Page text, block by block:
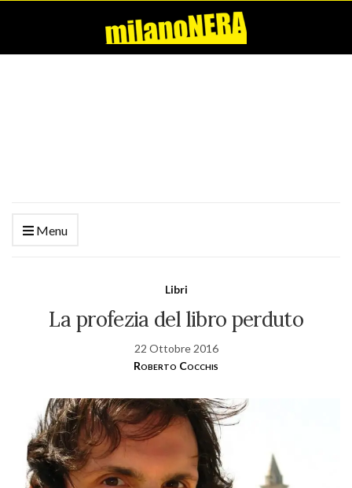
Menu
Libri
La profezia del libro perduto
22 Ottobre 2016
Roberto Cocchis